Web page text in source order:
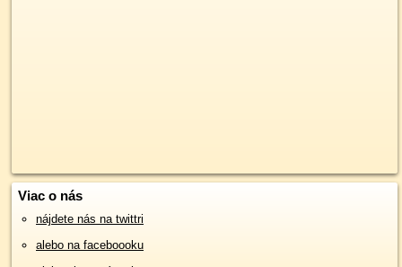
Viac o nás
nájdete nás na twittri
alebo na faceboooku